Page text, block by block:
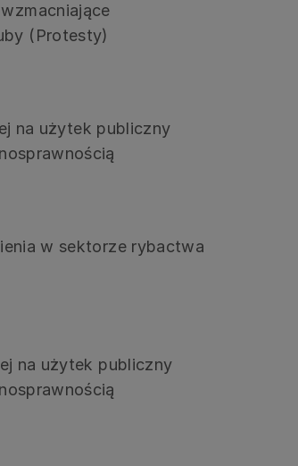
(Protesty)
na użytek publiczny
w sektorze rybactwa
na użytek publiczny